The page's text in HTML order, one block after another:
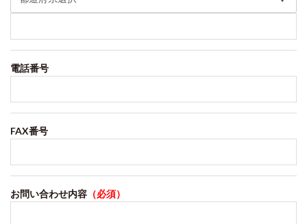
電話番号
FAX番号
お問い合わせ内容 （必須）